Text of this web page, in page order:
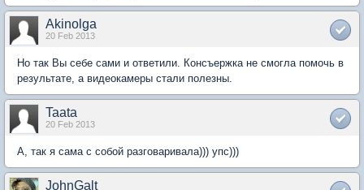
Akinolga
20 Feb 2013
Но так Вы себе сами и ответили. Консъержка не смогла помочь в
результате, а видеокамеры стали полезны.
Taata
20 Feb 2013
А, так я сама с собой разговаривала))) упс)))
JohnGalt